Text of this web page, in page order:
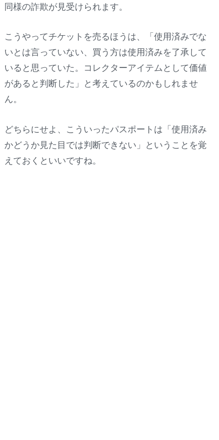
同様の詐欺が見受けられます。
こうやってチケットを売るほうは、「使用済みでな
いとは言っていない、買う方は使用済みを了承して
いると思っていた。コレクターアイテムとして価値
があると判断した」と考えているのかもしれませ
ん。
どちらにせよ、こういったパスポートは「使用済み
かどうか見た目では判断できない」ということを覚
えておくといいですね。